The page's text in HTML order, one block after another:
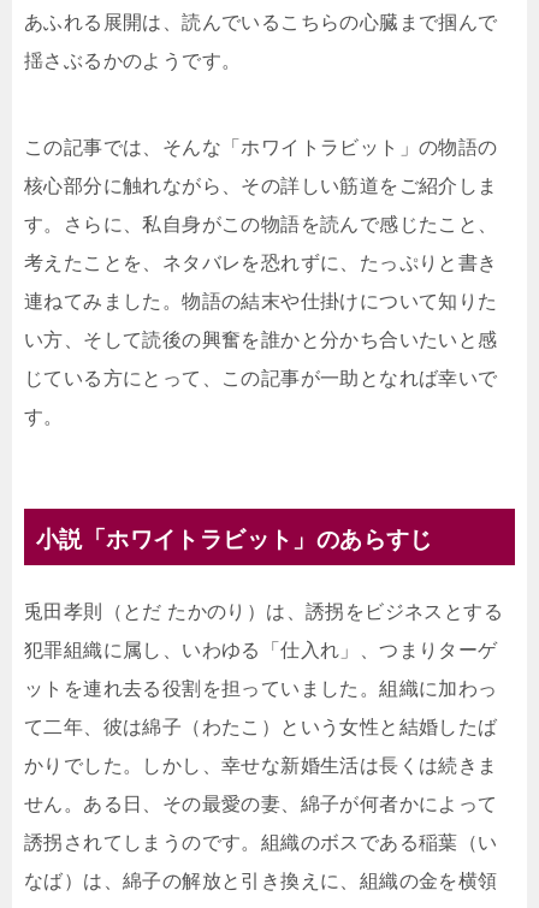
あふれる展開は、読んでいるこちらの心臓まで掴んで
揺さぶるかのようです。
この記事では、そんな「ホワイトラビット」の物語の
核心部分に触れながら、その詳しい筋道をご紹介しま
す。さらに、私自身がこの物語を読んで感じたこと、
考えたことを、ネタバレを恐れずに、たっぷりと書き
連ねてみました。物語の結末や仕掛けについて知りた
い方、そして読後の興奮を誰かと分かち合いたいと感
じている方にとって、この記事が一助となれば幸いで
す。
小説「ホワイトラビット」のあらすじ
兎田孝則（とだ たかのり）は、誘拐をビジネスとする
犯罪組織に属し、いわゆる「仕入れ」、つまりターゲ
ットを連れ去る役割を担っていました。組織に加わっ
て二年、彼は綿子（わたこ）という女性と結婚したば
かりでした。しかし、幸せな新婚生活は長くは続きま
せん。ある日、その最愛の妻、綿子が何者かによって
誘拐されてしまうのです。組織のボスである稲葉（い
なば）は、綿子の解放と引き換えに、組織の金を横領